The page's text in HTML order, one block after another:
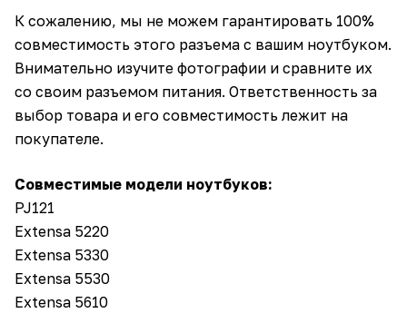
К сожалению, мы не можем гарантировать 100%
совместимость этого разъема с вашим ноутбуком.
Внимательно изучите фотографии и сравните их
со своим разъемом питания. Ответственность за
выбор товара и его совместимость лежит на
покупателе.
Совместимые модели ноутбуков:
PJ121
Extensa 5220
Extensa 5330
Extensa 5530
Extensa 5610